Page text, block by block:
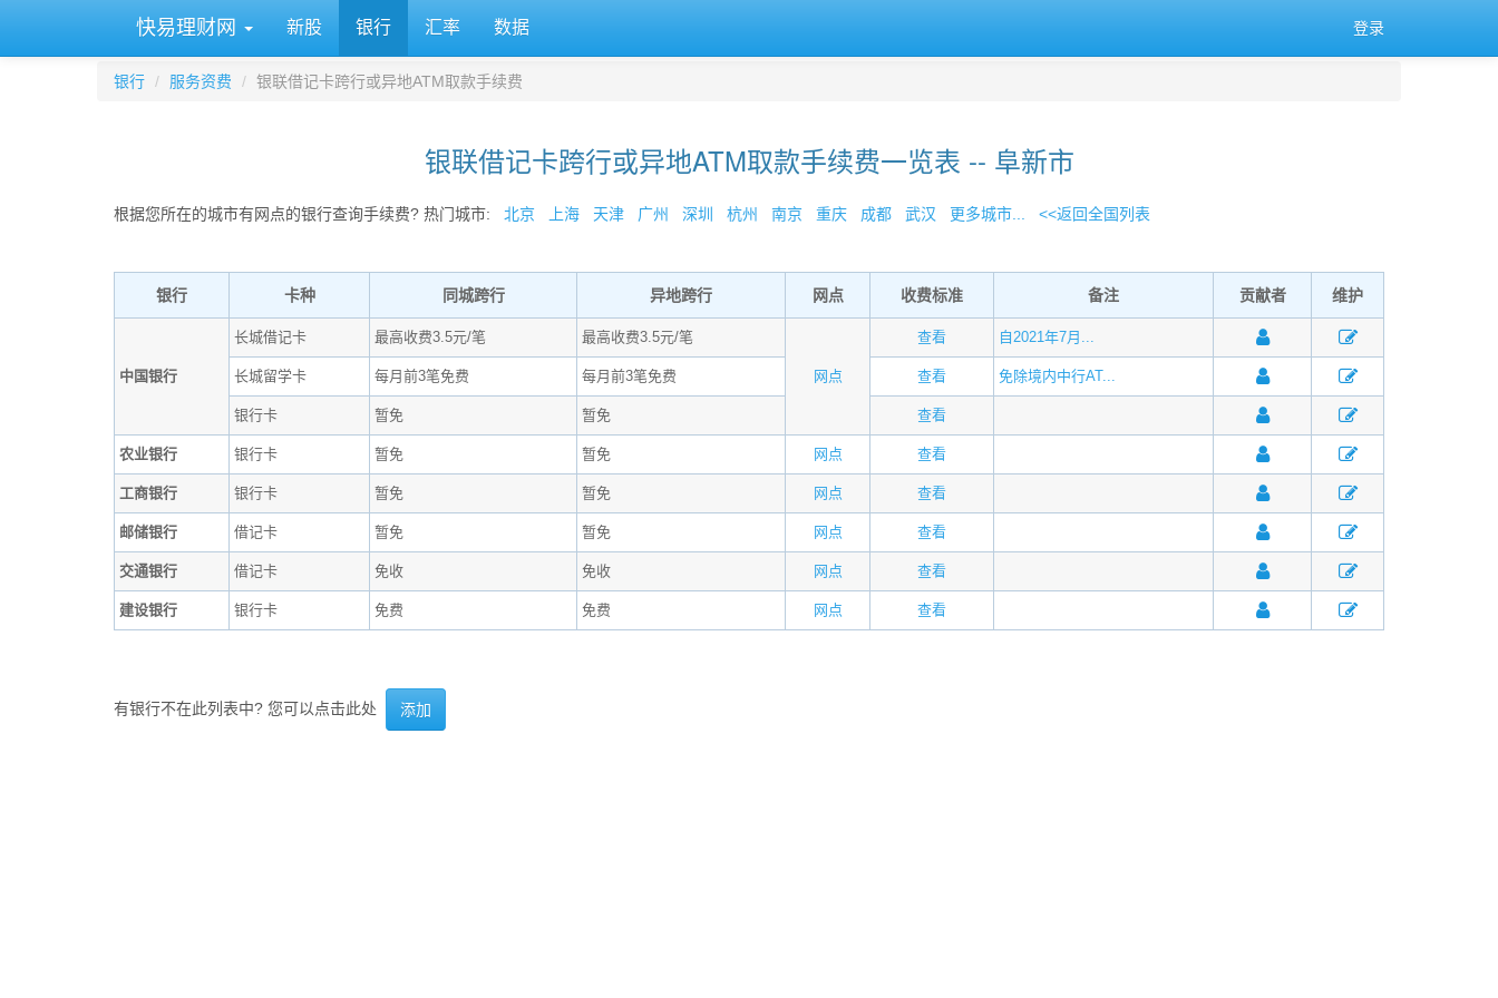
快易理财网 新股 银行 汇率 数据 登录
银行 服务资费 银联借记卡跨行或异地ATM取款手续费
银联借记卡跨行或异地ATM取款手续费一览表 -- 阜新市
根据您所在的城市有网点的银行查询手续费? 热门城市: 北京 上海 天津 广州 深圳 杭州 南京 重庆 成都 武汉 更多城市... <<返回全国列表
银行 卡种 同城跨行 异地跨行 网点 收费标准 备注 贡献者 维护
中国银行
长城借记卡 最高收费3.5元/笔 最高收费3.5元/笔
网点
查看 自2021年7月...
长城留学卡 每月前3笔免费 每月前3笔免费 查看 免除境内中行AT...
银行卡 暂免 暂免 查看
农业银行 银行卡 暂免 暂免 网点 查看
工商银行 银行卡 暂免 暂免 网点 查看
邮储银行 借记卡 暂免 暂免 网点 查看
交通银行 借记卡 免收 免收 网点 查看
建设银行 银行卡 免费 免费 网点 查看
有银行不在此列表中? 您可以点击此处 添加